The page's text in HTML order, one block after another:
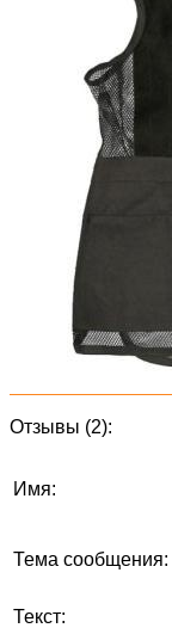
Отзывы (2):
Имя:
Тема сообщения:
Текст: